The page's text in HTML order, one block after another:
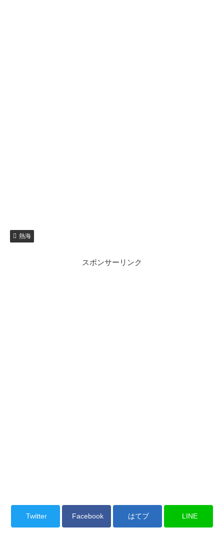
熱海
スポンサーリンク
Twitter Facebook はてブ LINE